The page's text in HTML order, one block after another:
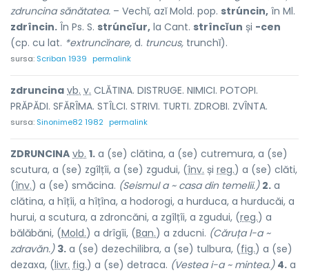
zdruncina sănătatea. – Vechĭ, azĭ Mold. pop. strúncin, în Ml.
zdrîncin. În Ps. S. strúncĭur, la Cant. strîncĭun și -cen
(cp. cu lat. *extruncĭnare, d. truncus, trunchĭ).
sursa: Scriban 1939 permalink
zdruncina vb. v. CLĂTINA. DISTRUGE. NIMICI. POTOPI.
PRĂPĂDI. SFĂRÎMA. STÎLCI. STRIVI. TURTI. ZDROBI. ZVÎNTA.
sursa: Sinonime82 1982 permalink
ZDRUNCINA vb. 1. a (se) clătina, a (se) cutremura, a (se)
scutura, a (se) zgîlțîi, a (se) zgudui, (înv. și reg.) a (se) clăti,
(înv.) a (se) smăcina. (Seismul a ~ casa din temelii.) 2. a
clătina, a hîțîi, a hîțîna, a hodorogi, a hurduca, a hurducăi, a
hurui, a scutura, a zdroncăni, a zgîlțîi, a zgudui, (reg.) a
bălăbăni, (Mold.) a drîgîi, (Ban.) a zducni. (Căruța l-a ~
zdravăn.) 3. a (se) dezechilibra, a (se) tulbura, (fig.) a (se)
dezaxa, (livr. fig.) a (se) detraca. (Vestea i-a ~ mintea.) 4. a